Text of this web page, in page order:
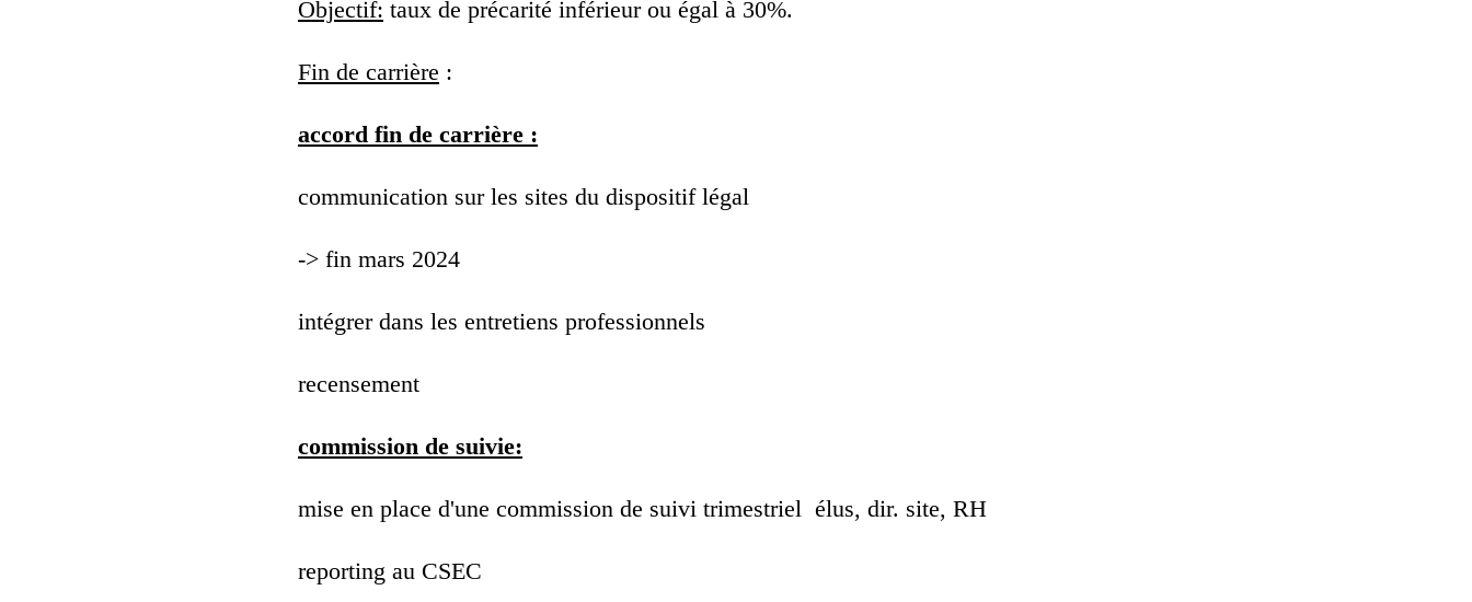
Objectif: taux de précarité inférieur ou égal à 30%.
Fin de carrière :
accord fin de carrière :
communication sur les sites du dispositif légal
-> fin mars 2024
intégrer dans les entretiens professionnels
recensement
commission de suivie:
mise en place d'une commission de suivi trimestriel élus, dir. site, RH
reporting au CSEC